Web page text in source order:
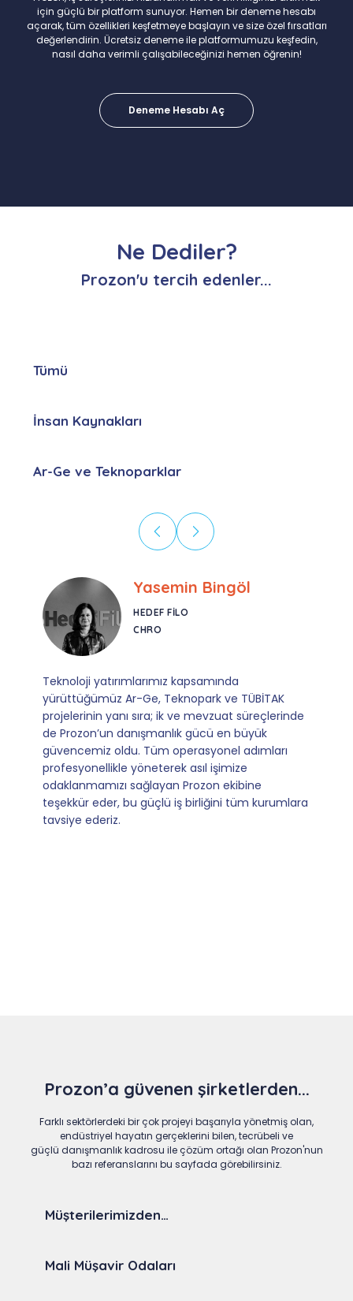
için güçlü bir platform sunuyor. Hemen bir deneme hesabı
açarak, tüm özellikleri keşfetmeye başlayın ve size özel fırsatları
değerlendirin. Ücretsiz deneme ile platformumuzu keşfedin,
nasıl daha verimli çalışabileceğinizi hemen öğrenin!
Deneme Hesabı Aç
Ne Dediler?
Prozon'u tercih edenler...
Tümü
İnsan Kaynakları
Ar-Ge ve Teknoparklar
Ebru Kural
CORESYS
SATIŞ YÖNETICISI
Mevzuata uyum, başvuru ve izleme adımlarında
sağladıkları kusursuz yönlendirme sayesinde artık
operasyonlarımızı sıfır kaygı ve tam güvenle
yürütüyoruz. İş birliğimizi bizim için asıl değerli
kılan ise; ihtiyaç duyduğumuz her an ulaşılabilir
olmaları ve sorularımıza aldığımız hızlı geri
dönüşler.
Prozon’a güvenen şirketlerden...
Farklı sektörlerdeki bir çok projeyi başarıyla yönetmiş olan,
endüstriyel hayatın gerçeklerini bilen, tecrübeli ve
güçlü danışmanlık kadrosu ile çözüm ortağı olan Prozon'nun
bazı referanslarını bu sayfada görebilirsiniz.
Müşterilerimizden…
Mali Müşavir Odaları